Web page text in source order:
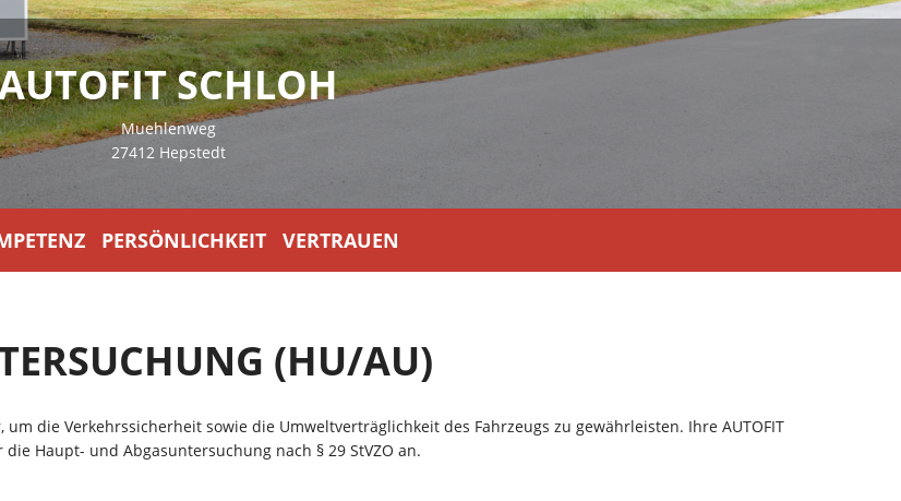
SCHLOH
Muehlenweg
27412 Hepstedt
PERSÖNLICHKEIT VERTRAUEN
(HU/AU)
die Verkehrssicherheit sowie die Umweltverträglichkeit des Fahrzeugs zu gewährleisten. Ihre AUTOFIT
Haupt- und Abgasuntersuchung nach § 29 StVZO an.